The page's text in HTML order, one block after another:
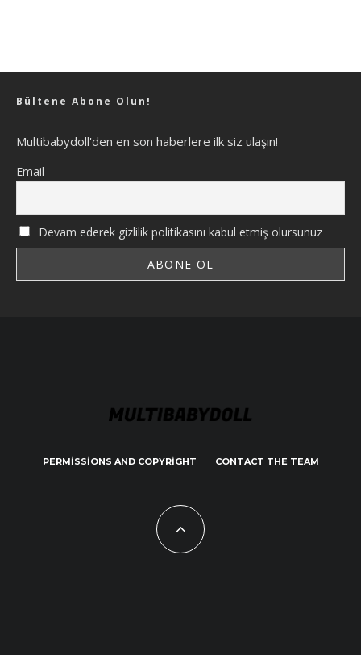
Bültene Abone Olun!
Multibabydoll'den en son haberlere ilk siz ulaşın!
Email
Devam ederek gizlilik politikasını kabul etmiş olursunuz
PERMISSIONS AND COPYRIGHT CONTACT THE TEAM